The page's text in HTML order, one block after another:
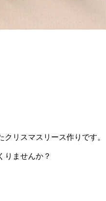
リスマスリース作りです。
ませんか？